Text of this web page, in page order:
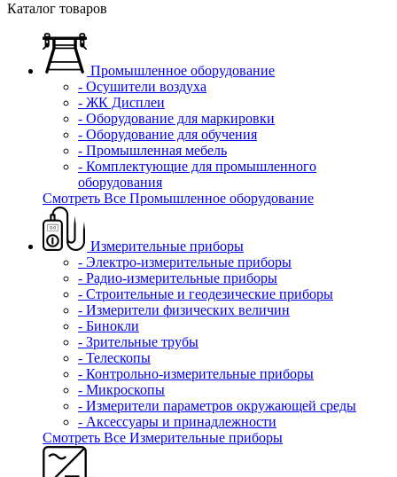
Каталог товаров
Промышленное оборудование
- Осушители воздуха
- ЖК Дисплеи
- Оборудование для маркировки
- Оборудование для обучения
- Промышленная мебель
- Комплектующие для промышленного
оборудования
Смотреть Все Промышленное оборудование
Измерительные приборы
- Электро-измерительные приборы
- Радио-измерительные приборы
- Строительные и геодезические приборы
- Измерители физических величин
- Бинокли
- Зрительные трубы
- Телескопы
- Контрольно-измерительные приборы
- Микроскопы
- Измерители параметров окружающей среды
- Аксессуары и принадлежности
Смотреть Все Измерительные приборы